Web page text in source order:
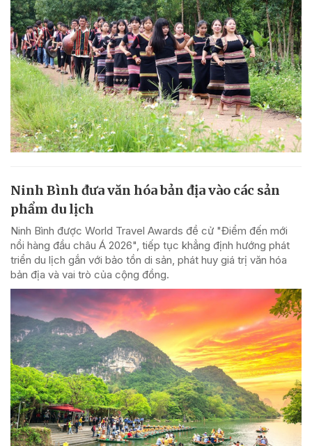
Ninh Bình đưa văn hóa bản địa vào các sản
phẩm du lịch
Ninh Bình được World Travel Awards đề cử "Điểm đến mới
nổi hàng đầu châu Á 2026", tiếp tục khẳng định hướng phát
triển du lịch gắn với bảo tồn di sản, phát huy giá trị văn hóa
bản địa và vai trò của cộng đồng.